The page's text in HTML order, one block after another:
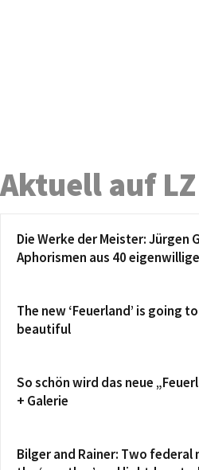
Aktuell auf LZ
Die Werke der Meister: Jürgen
Aphorismen aus 40
The new ‘Feuerland’ is going
beautiful
So schön wird das neue
+ Galerie
Bilger and Rainer: Two federal